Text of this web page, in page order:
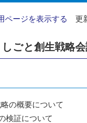
ページを表示する 更
ごと創生戦略
の概要について
検証について